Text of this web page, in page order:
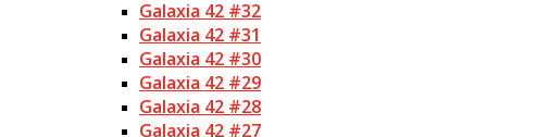
Galaxia 42 #32
Galaxia 42 #31
Galaxia 42 #30
Galaxia 42 #29
Galaxia 42 #28
Galaxia 42 #27